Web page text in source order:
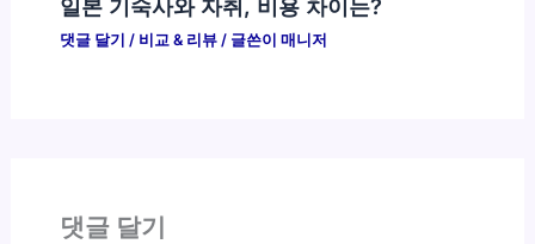
일본 기숙사와 자취, 비용 차이는?
댓글 달기 / 비교 & 리뷰/ 글쓴이 매니저
댓글 달기